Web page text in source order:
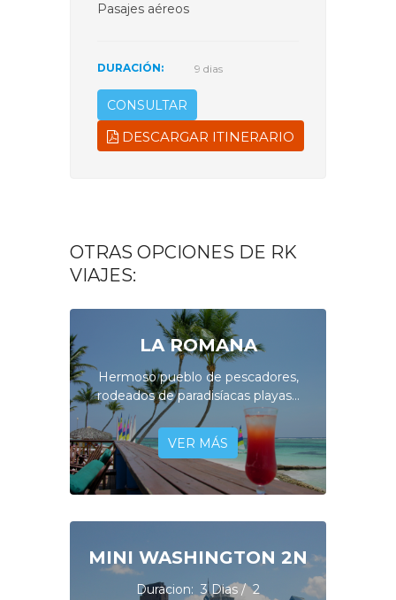
Pasajes aéreos
DURACIÓN: 9 dias
CONSULTAR
DESCARGAR ITINERARIO
OTRAS OPCIONES DE RK
VIAJES:
LA ROMANA
Hermoso pueblo de pescadores,
rodeados de paradisíacas playas...
VER MÁS
MINI WASHINGTON 2N
Duracion: 3 Dias / 2